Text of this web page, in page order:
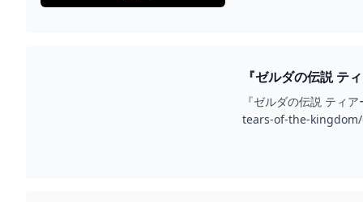
『ゼルダの伝説 テ
『ゼルダの伝説 ティ
tears-of-the-